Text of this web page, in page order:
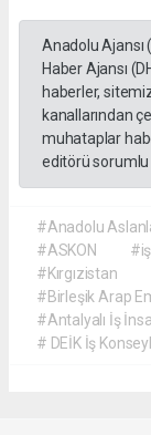
Anadolu Ajansı
Haber Ajansı
haberler,
kanallarından
muhataplar
editörü
#Anadolu
#ASKON
#Kırgızistan
#Birleşik Arap
#Antalyalı İş
# DEİK İş